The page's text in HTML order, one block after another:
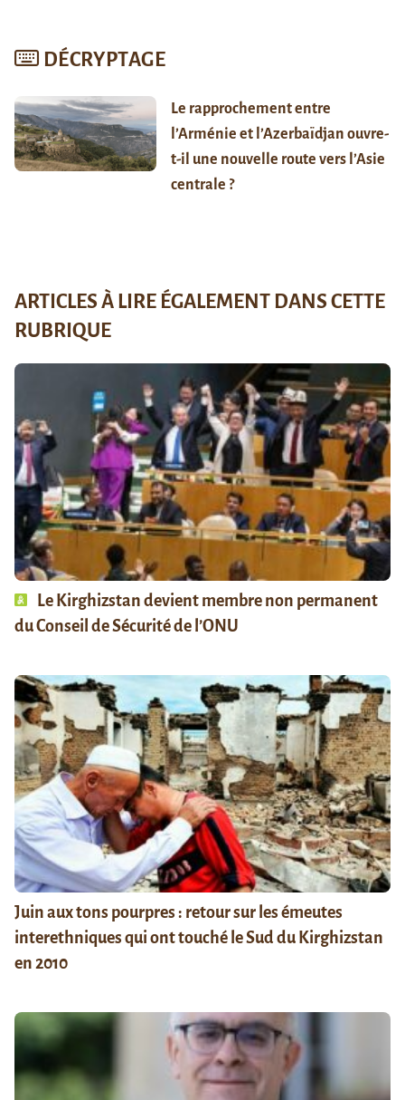
DÉCRYPTAGE
Le rapprochement entre
l’Arménie et l’Azerbaïdjan ouvre-
t-il une nouvelle route vers l’Asie
centrale ?
ARTICLES À LIRE ÉGALEMENT DANS CETTE
RUBRIQUE
Le Kirghizstan devient membre non permanent
du Conseil de Sécurité de l’ONU
Juin aux tons pourpres : retour sur les émeutes
interethniques qui ont touché le Sud du Kirghizstan
en 2010